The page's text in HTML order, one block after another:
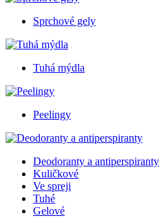
Sprchové gely
Tuhá mýdla
Peelingy
Deodoranty a antiperspiranty
Kuličkové
Ve spreji
Tuhé
Gelové